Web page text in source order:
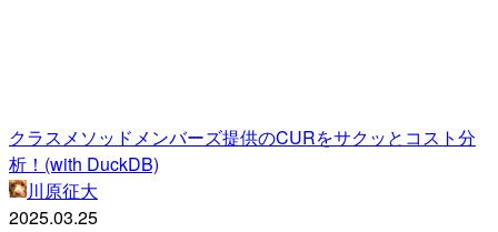
クラスメソッドメンバーズ提供のCURをサクッとコスト分
析！(with DuckDB)
川原征大
2025.03.25